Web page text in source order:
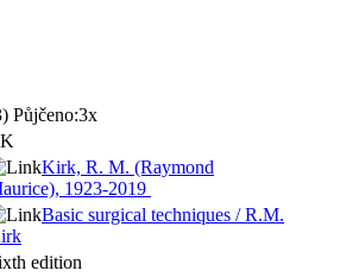
Půjčeno:3x
Kirk, R. M. (Raymond
1923-2019
Basic surgical techniques / R.M.
edition